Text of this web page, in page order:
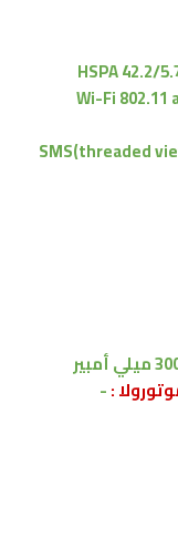
HSPA 42.2/
Wi-Fi
SMS(threaded
-